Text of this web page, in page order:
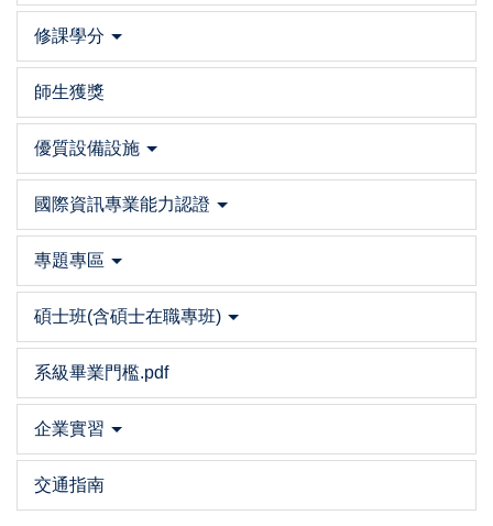
修課學分
師生獲獎
優質設備設施
國際資訊專業能力認證
專題專區
碩士班(含碩士在職專班)
系級畢業門檻.pdf
企業實習
交通指南